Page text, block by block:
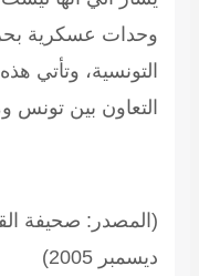
وحدات عسكرية
التونسية، وتأتي
التعاون بين
ديسمبر 2005)